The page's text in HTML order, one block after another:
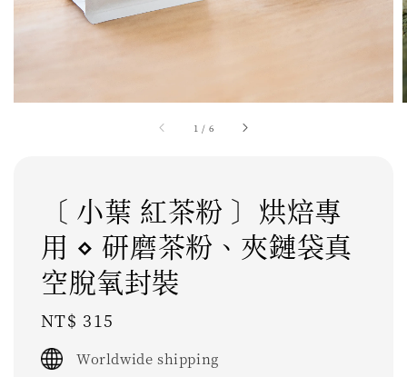
1 / 6
〔 小葉 紅茶粉 〕烘焙專
用 ⋄ 研磨茶粉、夾鏈袋真
空脫氧封裝
Regular
price
NT$ 315
Worldwide shipping